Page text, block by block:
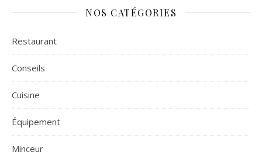
NOS CATÉGORIES
Restaurant
Conseils
Cuisine
Équipement
Minceur